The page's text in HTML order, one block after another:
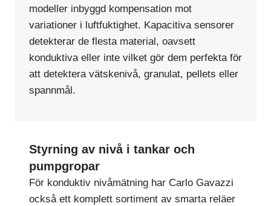
modeller inbyggd kompensation mot
variationer i luftfuktighet. Kapacitiva sensorer
detekterar de flesta material, oavsett
konduktiva eller inte vilket gör dem perfekta för
att detektera vätskenivå, granulat, pellets eller
spannmål.
Styrning av nivå i tankar och
pumpgropar
För konduktiv nivåmätning har Carlo Gavazzi
också ett komplett sortiment av smarta reläer